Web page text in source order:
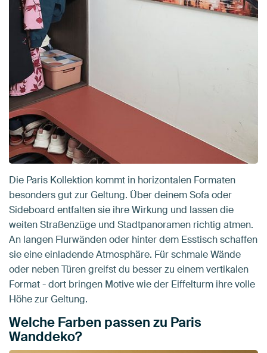
Die Paris Kollektion kommt in horizontalen Formaten
besonders gut zur Geltung. Über deinem Sofa oder
Sideboard entfalten sie ihre Wirkung und lassen die
weiten Straßenzüge und Stadtpanoramen richtig atmen.
An langen Flurwänden oder hinter dem Esstisch schaffen
sie eine einladende Atmosphäre. Für schmale Wände
oder neben Türen greifst du besser zu einem vertikalen
Format - dort bringen Motive wie der Eiffelturm ihre volle
Höhe zur Geltung.
Welche Farben passen zu Paris
Wanddeko?